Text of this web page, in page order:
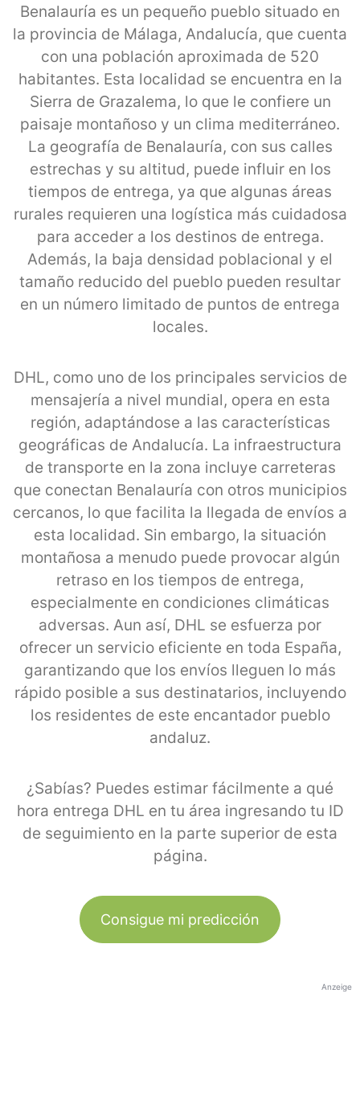
Benalauría es un pequeño pueblo situado en
la provincia de Málaga, Andalucía, que cuenta
con una población aproximada de 520
habitantes. Esta localidad se encuentra en la
Sierra de Grazalema, lo que le confiere un
paisaje montañoso y un clima mediterráneo.
La geografía de Benalauría, con sus calles
estrechas y su altitud, puede influir en los
tiempos de entrega, ya que algunas áreas
rurales requieren una logística más cuidadosa
para acceder a los destinos de entrega.
Además, la baja densidad poblacional y el
tamaño reducido del pueblo pueden resultar
en un número limitado de puntos de entrega
locales.
DHL, como uno de los principales servicios de
mensajería a nivel mundial, opera en esta
región, adaptándose a las características
geográficas de Andalucía. La infraestructura
de transporte en la zona incluye carreteras
que conectan Benalauría con otros municipios
cercanos, lo que facilita la llegada de envíos a
esta localidad. Sin embargo, la situación
montañosa a menudo puede provocar algún
retraso en los tiempos de entrega,
especialmente en condiciones climáticas
adversas. Aun así, DHL se esfuerza por
ofrecer un servicio eficiente en toda España,
garantizando que los envíos lleguen lo más
rápido posible a sus destinatarios, incluyendo
los residentes de este encantador pueblo
andaluz.
¿Sabías? Puedes estimar fácilmente a qué
hora entrega DHL en tu área ingresando tu ID
de seguimiento en la parte superior de esta
página.
Consigue mi predicción
Anzeige